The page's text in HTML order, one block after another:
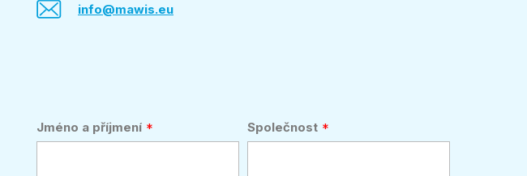
info@mawis.eu
Jméno a příjmení Společnost